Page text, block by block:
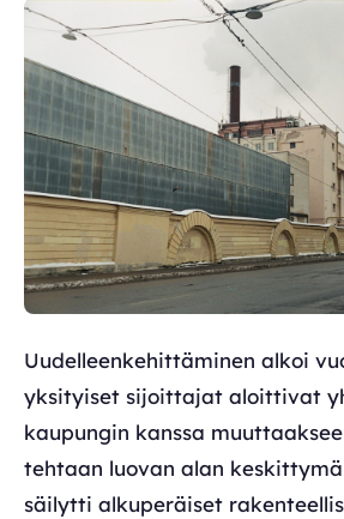
Uudelleenkehittäminen alkoi
yksityiset sijoittajat aloittivat
kaupungin kanssa
tehtaan luovan alan
säilytti alkuperäiset